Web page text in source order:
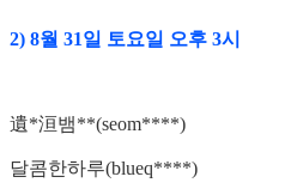
2) 8월 31일 토요일 오후 3시
遺*洹뱀**(seom****)
달콤한하루(blueq****)